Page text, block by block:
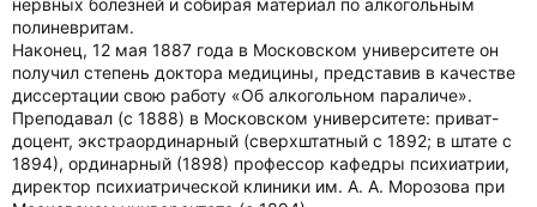
полиневритам.
Наконец, 12 мая 1887 года в Московском университете он
получил степень доктора медицины, представив в качестве
диссертации свою работу «Об алкогольном параличе».
Преподавал (c 1888) в Московском университете: приват-
доцент, экстраординарный (сверхштатный с 1892; в штате с
1894), ординарный (1898) профессор кафедры психиатрии,
директор психиатрической клиники им. А. А. Морозова при